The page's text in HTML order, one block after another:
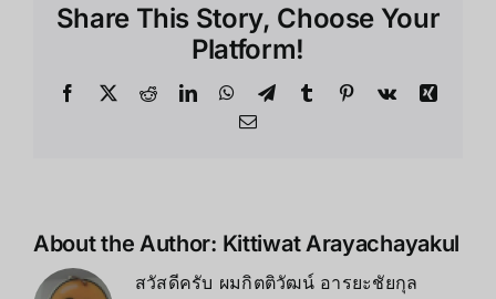
Share This Story, Choose Your
Platform!
Facebook
X RedditLinkedInWhatsApp
TelegramTumblr Pinterest
Vk
Xing
Email
About the Author: Kittiwat Arayachayakul
สวัสดีครับ ผมกิตติวัฒน์ อารยะชัยกุล